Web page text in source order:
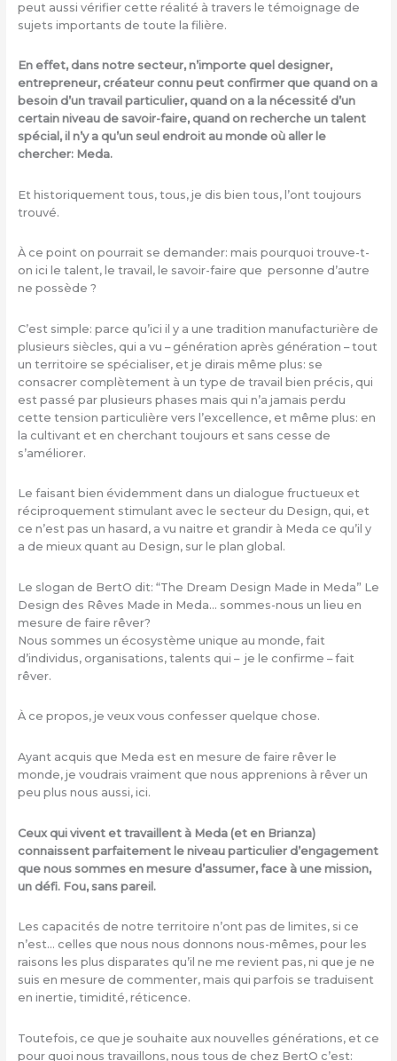
peut aussi vérifier cette réalité à travers le témoignage de
sujets importants de toute la filière.
En effet, dans notre secteur, n’importe quel designer,
entrepreneur, créateur connu peut confirmer que quand on a
besoin d’un travail particulier, quand on a la nécessité d’un
certain niveau de savoir-faire, quand on recherche un talent
spécial, il n’y a qu’un seul endroit au monde où aller le
chercher: Meda.
Et historiquement tous, tous, je dis bien tous, l’ont toujours
trouvé.
À ce point on pourrait se demander: mais pourquoi trouve-t-
on ici le talent, le travail, le savoir-faire que personne d’autre
ne possède ?
C’est simple: parce qu’ici il y a une tradition manufacturière de
plusieurs siècles, qui a vu – génération après génération – tout
un territoire se spécialiser, et je dirais même plus: se
consacrer complètement à un type de travail bien précis, qui
est passé par plusieurs phases mais qui n’a jamais perdu
cette tension particulière vers l’excellence, et même plus: en
la cultivant et en cherchant toujours et sans cesse de
s’améliorer.
Le faisant bien évidemment dans un dialogue fructueux et
réciproquement stimulant avec le secteur du Design, qui, et
ce n’est pas un hasard, a vu naitre et grandir à Meda ce qu’il y
a de mieux quant au Design, sur le plan global.
Le slogan de BertO dit: “The Dream Design Made in Meda” Le
Design des Rêves Made in Meda… sommes-nous un lieu en
mesure de faire rêver?
Nous sommes un écosystème unique au monde, fait
d’individus, organisations, talents qui – je le confirme – fait
rêver.
À ce propos, je veux vous confesser quelque chose.
Ayant acquis que Meda est en mesure de faire rêver le
monde, je voudrais vraiment que nous apprenions à rêver un
peu plus nous aussi, ici.
Ceux qui vivent et travaillent à Meda (et en Brianza)
connaissent parfaitement le niveau particulier d’engagement
que nous sommes en mesure d’assumer, face à une mission,
un défi. Fou, sans pareil.
Les capacités de notre territoire n’ont pas de limites, si ce
n’est… celles que nous nous donnons nous-mêmes, pour les
raisons les plus disparates qu’il ne me revient pas, ni que je ne
suis en mesure de commenter, mais qui parfois se traduisent
en inertie, timidité, réticence.
Toutefois, ce que je souhaite aux nouvelles générations, et ce
pour quoi nous travaillons, nous tous de chez BertO c’est: